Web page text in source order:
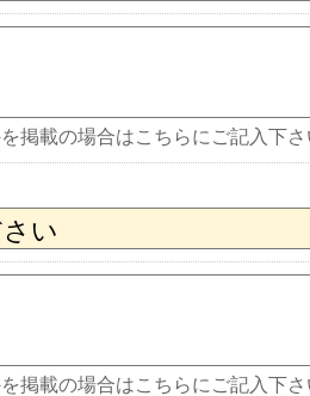
掲載の場合はこちらにご記入下
掲載の場合はこちらにご記入下